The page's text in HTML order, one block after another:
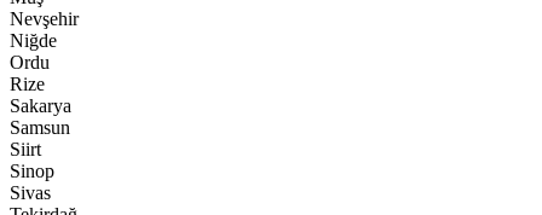
Nevşehir
Niğde
Ordu
Rize
Sakarya
Samsun
Siirt
Sinop
Sivas